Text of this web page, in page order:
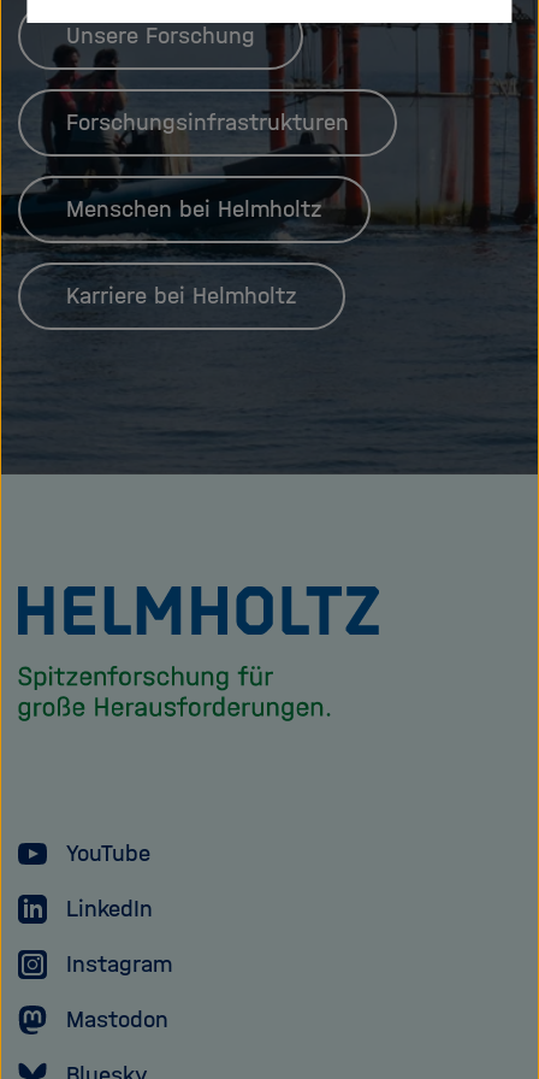
Unsere Forschung
Forschungsinfrastrukturen
Menschen bei Helmholtz
Karriere bei Helmholtz
Zu
Startseite
YouTube
LinkedIn
Instagram
Mastodon